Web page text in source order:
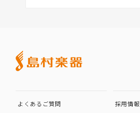
よくあるご質問 採用情報